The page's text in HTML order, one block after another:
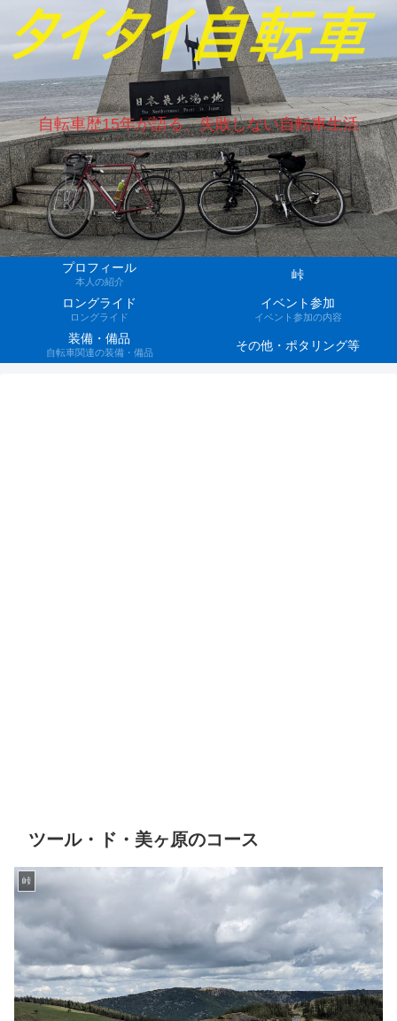
自転車歴15年が語る、失敗しない自転車生活
プロフィール
本人の紹介
峠
ロングライド
ロングライド
イベント参加
イベント参加の内容
装備・備品
自転車関連の装備・備品 その他・ポタリング等
ツール・ド・美ヶ原のコース
峠